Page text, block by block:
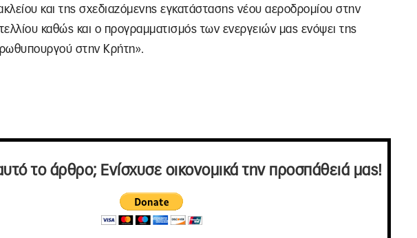
και της σχεδιαζόμενης εγκατάστασης νέου αεροδρομίου στην
καθώς και ο προγραμματισμός των ενεργειών μας ενόψει της
στην Κρήτη».
το άρθρο; Ενίσχυσε οικονομικά την προσπάθειά μας!